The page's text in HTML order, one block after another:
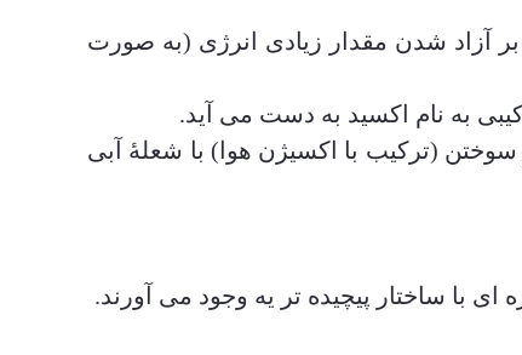
آزاد شدن مقدار زیادی انرژی (به صورت
به نام اکسید به دست می آید.
(ترکیب با اکسیژن هوا) با شعلۀ آبی
با ساختار پیچیده تر یه وجود می آورند.